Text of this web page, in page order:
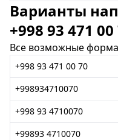
Варианты
+998 93 471 00
Все возможные
+998 93 471 00 70
+998934710070
+998 93 4710070
+99893 4710070